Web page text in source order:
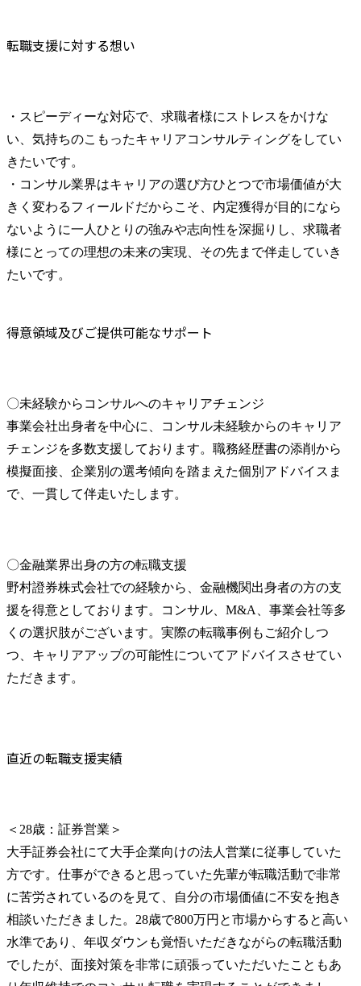
転職支援に対する想い
・スピーディーな対応で、求職者様にストレスをかけな
い、気持ちのこもったキャリアコンサルティングをしてい
きたいです。
・コンサル業界はキャリアの選び方ひとつで市場価値が大
きく変わるフィールドだからこそ、内定獲得が目的になら
ないように一人ひとりの強みや志向性を深掘りし、求職者
様にとっての理想の未来の実現、その先まで伴走していき
たいです。
得意領域及びご提供可能なサポート
〇未経験からコンサルへのキャリアチェンジ
事業会社出身者を中心に、コンサル未経験からのキャリア
チェンジを多数支援しております。職務経歴書の添削から
模擬面接、企業別の選考傾向を踏まえた個別アドバイスま
で、一貫して伴走いたします。
〇金融業界出身の方の転職支援
野村證券株式会社での経験から、金融機関出身者の方の支
援を得意としております。コンサル、M&A、事業会社等多
くの選択肢がございます。実際の転職事例もご紹介しつ
つ、キャリアアップの可能性についてアドバイスさせてい
ただきます。
直近の転職支援実績
＜28歳：証券営業＞
大手証券会社にて大手企業向けの法人営業に従事していた
方です。仕事ができると思っていた先輩が転職活動で非常
に苦労されているのを見て、自分の市場価値に不安を抱き
相談いただきました。28歳で800万円と市場からすると高い
水準であり、年収ダウンも覚悟いただきながらの転職活動
でしたが、面接対策を非常に頑張っていただいたこともあ